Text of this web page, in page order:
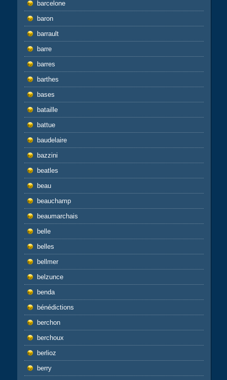
barcelone
baron
barrault
barre
barres
barthes
bases
bataille
battue
baudelaire
bazzini
beatles
beau
beauchamp
beaumarchais
belle
belles
bellmer
belzunce
benda
bénédictions
berchon
berchoux
berlioz
berry